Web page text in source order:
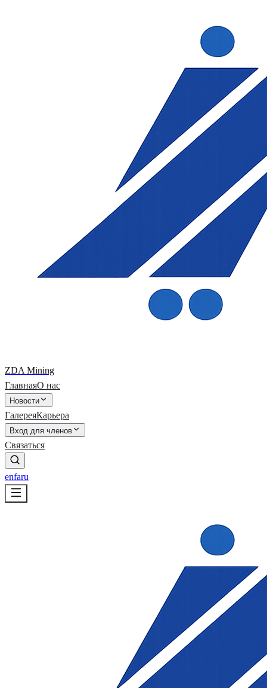
ZDA Mining
ГлавнаяО нас
Новости
ГалереяКарьера
Вход для членов
Связаться
enfaru